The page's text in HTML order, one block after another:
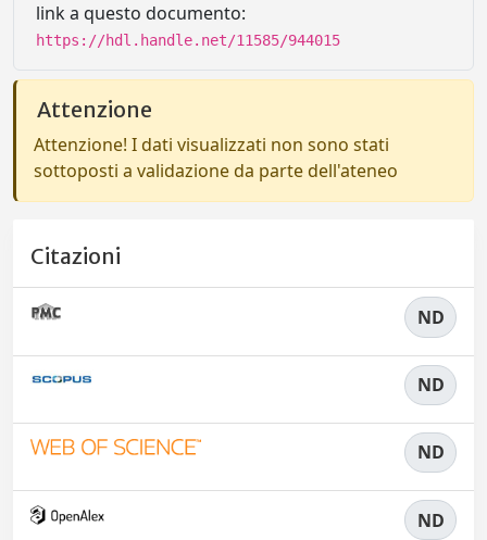
link a questo documento:
https://hdl.handle.net/11585/944015
Attenzione
Attenzione! I dati visualizzati non sono stati
sottoposti a validazione da parte dell'ateneo
Citazioni
ND
ND
ND
ND